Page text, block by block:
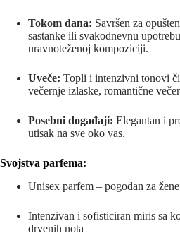
Tokom dana: Savršen za
sastanke ili svakodnevnu
uravnoteženoj kompoziciji.
Uveče: Topli i intenzivni tonovi
večernje izlaske, romantične
Posebni događaji: Elegantan i
utisak na sve oko vas.
Svojstva parfema:
Unisex parfem – pogodan za
Intenzivan i sofisticiran miris sa
drvenih nota